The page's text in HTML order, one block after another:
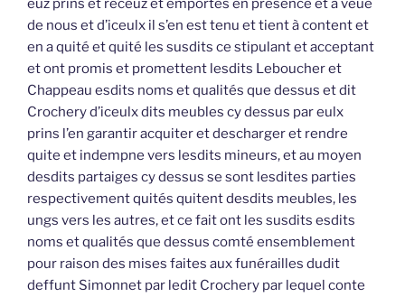
euz prins et receuz et emportés en présence et à veue
de nous et d’iceulx il s’en est tenu et tient à content et
en a quité et quité les susdits ce stipulant et acceptant
et ont promis et promettent lesdits Leboucher et
Chappeau esdits noms et qualités que dessus et dit
Crochery d’iceulx dits meubles cy dessus par eulx
prins l’en garantir acquiter et descharger et rendre
quite et indempne vers lesdits mineurs, et au moyen
desdits partaiges cy dessus se sont lesdites parties
respectivement quités quitent desdits meubles, les
ungs vers les autres, et ce fait ont les susdits esdits
noms et qualités que dessus comté ensemblement
pour raison des mises faites aux funérailles dudit
deffunt Simonnet par ledit Crochery par lequel conte